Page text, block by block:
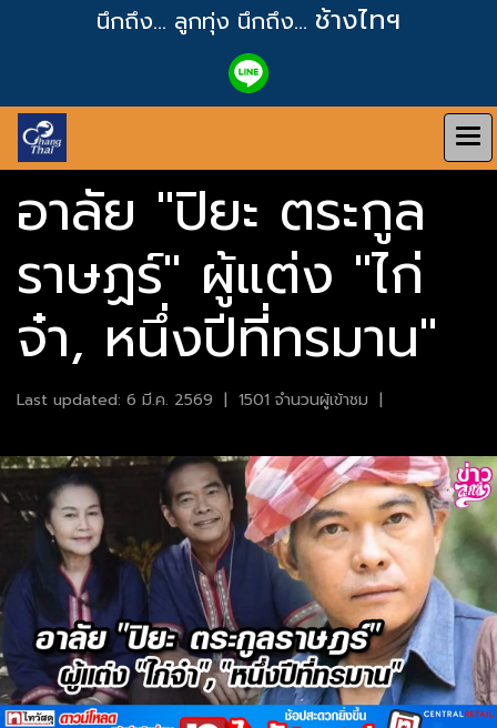
นึกถึง... ลูกทุ่ง นึกถึง... ช้างไทฯ
อาลัย "ปิยะ ตระกูล
ราษฏร์" ผู้แต่ง "ไก่
จ๋า, หนึ่งปีที่ทรมาน"
Last updated: 6 มี.ค. 2569 | 1501 จำนวนผู้เข้าชม |